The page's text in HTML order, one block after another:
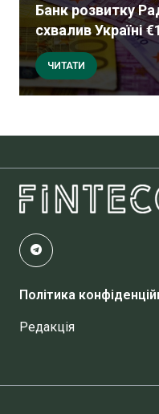
Банк розвитку
схвалив Україні
ЧИТАТИ
Політика
Редакція